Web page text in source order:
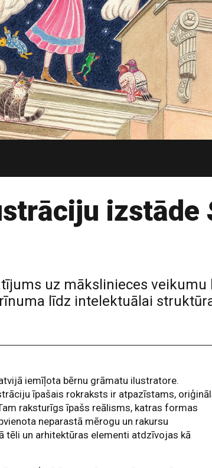
izstāde
uz mākslinieces veikumu
līdz intelektuālai
iemīļota bērnu grāmatu ilustratore.
īpašais rokraksts ir atpazīstams,
raksturīgs īpašs reālisms, katras formas
neparastā mērogu un rakursu
tēli un arhitektūras elementi atdzīvojas kā